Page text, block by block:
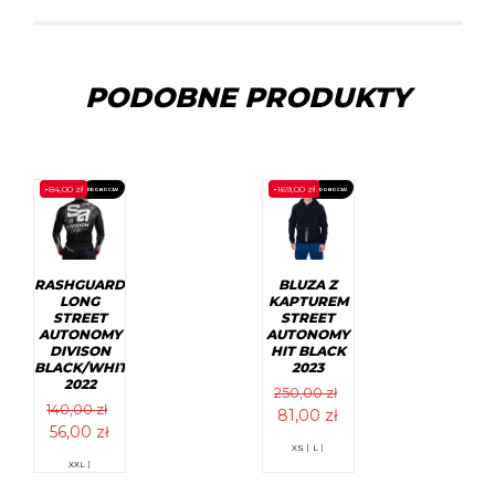
PODOBNE PRODUKTY
PROMOCJA!
-84,00 zł
RASHGUARD
LONG
STREET
AUTONOMY
DIVISON
BLACK/WHITE
2022
140,00zł
Pierwotna
56,00 złAktualna
Ten
XXL |
PROMOCJA!
-169,00 zł
BLUZA Z
KAPTUREM
STREET
AUTONOMY
HIT BLACK
2023
250,00zł
Pierwotna
81,00 złAktualna
Ten
XS | L |